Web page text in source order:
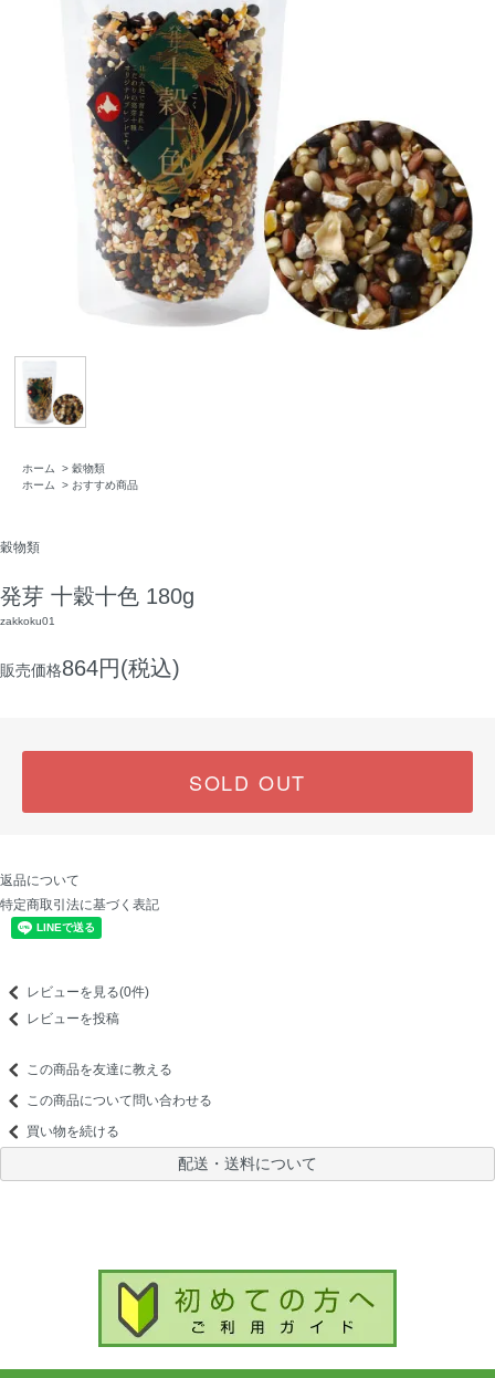
ホーム > 穀物類
ホーム
> おすすめ商品
穀物類
発芽 十穀十色 180g
zakkoku01
販売価格864円(税込)
SOLD OUT
返品について
特定商取引法に基づく表記
レビューを見る(0件)
レビューを投稿
この商品を友達に教える
この商品について問い合わせる
買い物を続ける
配送・送料について